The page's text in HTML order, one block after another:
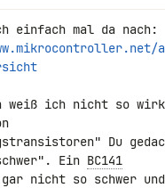
weiß ich nicht so
Du
Ein BC141
nicht so schwer